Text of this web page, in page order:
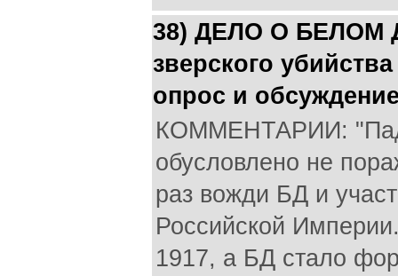
38) ДЕЛО О БЕЛОМ
зверского
опрос и
КОММЕНТАРИИ:
обусловлено не
раз вожди БД и
Российской
1917, а БД стало